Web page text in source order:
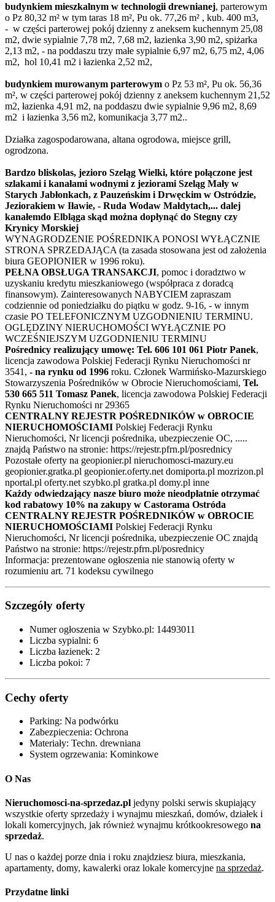
budynkiem mieszkalnym w technologii drewnianej, parterowym
o Pz 80,32 m² w tym taras 18 m², Pu ok. 77,26 m² , kub. 400 m3,
- w części parterowej pokój dzienny z aneksem kuchennym 25,08
m2, dwie sypialnie 7,78 m2, 7,68 m2, łazienka 3,90 m2, spiżarka
2,13 m2, - na poddaszu trzy małe sypialnie 6,97 m2, 6,75 m2, 4,06
m2, hol 10,41 m2 i łazienka 2,52 m2,
budynkiem murowanym parterowym o Pz 53 m², Pu ok. 56,36
m², w części parterowej pokój dzienny z aneksem kuchennym 21,52
m2, łazienka 4,91 m2, na poddaszu dwie sypialnie 9,96 m2, 8,69
m2 i łazienka 3,56 m2, komunikacja 3,77 m2..
Działka zagospodarowana, altana ogrodowa, miejsce grill,
ogrodzona.
Bardzo bliskolas, jezioro Szeląg Wielki, które połączone jest
szlakami i kanałami wodnymi z jeziorami Szeląg Mały w
Starych Jabłonkach, z Pauzeńskim i Drwęckim w Ostródzie,
Jeziorakiem w Iławie, - Ruda Woda w Małdytach,... dalej
kanałemdo Elbląga skąd można dopłynąć do Stegny czy
Krynicy Morskiej
WYNAGRODZENIE POŚREDNIKA PONOSI WYŁĄCZNIE
STRONA SPRZEDAJĄCA (ta zasada stosowana jest od założenia
biura GEOPIONIER w 1996 roku).
PEŁNA OBSŁUGA TRANSAKCJI, pomoc i doradztwo w
uzyskaniu kredytu mieszkaniowego (współpraca z doradcą
finansowym). Zainteresowanych NABYCIEM zapraszam
codziennie od poniedziałku do piątku w godz. 9-16, - w innym
czasie PO TELEFONICZNYM UZGODNIENIU TERMINU.
OGLĘDZINY NIERUCHOMOŚCI WYŁĄCZNIE PO
WCZEŚNIEJSZYM UZGODNIENIU TERMINU
Pośrednicy realizujący umowę: Tel. 606 101 061 Piotr Panek,
licencja zawodowa Polskiej Federacji Rynku Nieruchomości nr
3541, - na rynku od 1996 roku. Członek Warmińsko-Mazurskiego
Stowarzyszenia Pośredników w Obrocie Nieruchomościami, Tel.
530 665 511 Tomasz Panek, licencja zawodowa Polskiej Federacji
Rynku Nieruchomości nr 29365
CENTRALNY REJESTR POŚREDNIKÓW w OBROCIE
NIERUCHOMOŚCIAMI Polskiej Federacji Rynku
Nieruchomości, Nr licencji pośrednika, ubezpieczenie OC, .....
znajdą Państwo na stronie: https://rejestr.pfrn.pl/posrednicy
Pozostałe oferty na geopionier.pl nieruchomosci-mazury.eu
geopionier.gratka.pl geopionier.oferty.net domiporta.pl mozrizon.pl
nportal.pl oferty.net szybko.pl gratka.pl domy.pl inne
Każdy odwiedzający nasze biuro może nieodpłatnie otrzymać
kod rabatowy 10% na zakupy w Castorama Ostróda
CENTRALNY REJESTR POŚREDNIKÓW w OBROCIE
NIERUCHOMOŚCIAMI Polskiej Federacji Rynku
Nieruchomości, Nr licencji pośrednika, ubezpieczenie OC znajdą
Państwo na stronie: https://rejestr.pfrn.pl/posrednicy
Informacja: prezentowane ogłoszenia nie stanowią oferty w
rozumieniu art. 71 kodeksu cywilnego
Szczegóły oferty
Numer ogłoszenia w Szybko.pl: 14493011
Liczba sypialni: 6
Liczba łazienek: 2
Liczba pokoi: 7
Cechy oferty
Parking: Na podwórku
Zabezpieczenia: Ochrona
Materiały: Techn. drewniana
System ogrzewania: Kominkowe
O Nas
Nieruchomosci-na-sprzedaz.pl jedyny polski serwis skupiający
wszystkie oferty sprzedaży i wynajmu mieszkań, domów, działek i
lokali komercyjnych, jak również wynajmu krótkookresowego na
sprzedaż.
U nas o każdej porze dnia i roku znajdziesz biura, mieszkania,
apartamenty, domy, kawalerki oraz lokale komercyjne na sprzedaż.
Przydatne linki